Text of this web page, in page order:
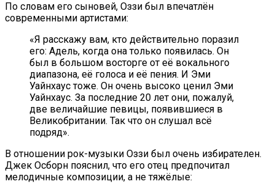
По словам его сыновей, Оззи был впечатлён
современными артистами:
«Я расскажу вам, кто действительно поразил
его: Адель, когда она только появилась. Он
был в большом восторге от её вокального
диапазона, её голоса и её пения. И Эми
Уайнхаус тоже. Он очень высоко ценил Эми
Уайнхаус. За последние 20 лет они, пожалуй,
две величайшие певицы, появившиеся в
Великобритании. Так что он слушал всё
подряд».
В отношении рок-музыки Оззи был очень избирателен.
Джек Осборн пояснил, что его отец предпочитал
мелодичные композиции, а не тяжёлые: